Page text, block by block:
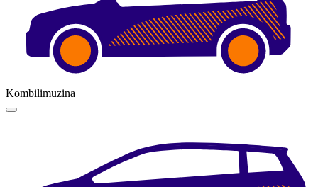
Kombilimuzina